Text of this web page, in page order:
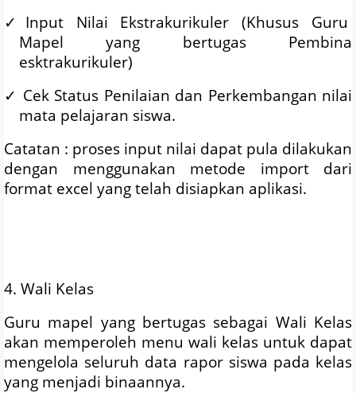
✓ Input Nilai Ekstrakurikuler (Khusus
Guru
Mapel
yang bertugas
Pembina
esktrakurikuler)
✓ Cek Status Penilaian dan Perkembangan nilai
mata pelajaran siswa.
Catatan : proses input nilai dapat pula dilakukan
dengan menggunakan metode import dari
format excel yang telah disiapkan aplikasi.
4. Wali Kelas
Guru mapel yang bertugas sebagai Wali Kelas
akan memperoleh menu wali kelas untuk dapat
mengelola seluruh data rapor siswa pada kelas
yang menjadi binaannya.